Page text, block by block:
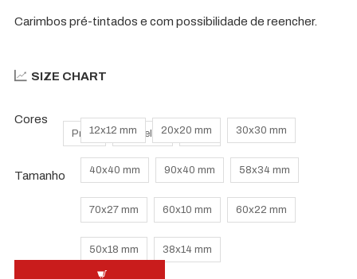
Carimbos pré-tintados e com possibilidade de reencher.
SIZE CHART
Cores
Preto Vermelho Azul
Tamanho
12x12 mm 20x20 mm 30x30 mm
40x40 mm 90x40 mm 58x34 mm
70x27 mm 60x10 mm 60x22 mm
50x18 mm 38x14 mm